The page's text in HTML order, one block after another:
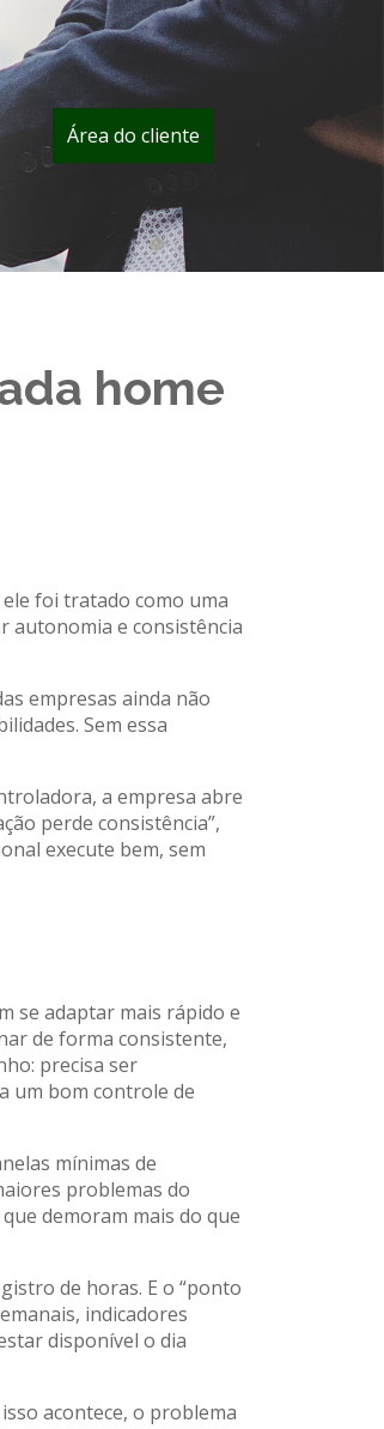
Área do cliente
home
foi tratado como uma
autonomia e consistência
empresas ainda não
Sem essa
a empresa abre
perde consistência”,
execute bem, sem
se adaptar mais rápido e
de forma consistente,
precisa ser
um bom controle de
mínimas de
problemas do
demoram mais do que
de horas. E o “ponto
indicadores
disponível o dia
acontece, o problema